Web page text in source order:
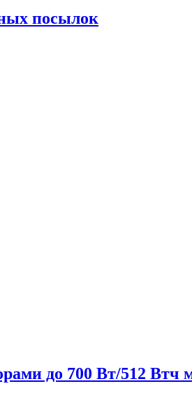
посылок
до 700 Вт/512 Втч